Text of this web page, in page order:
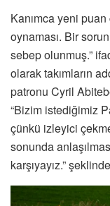
Kanımca yeni
oynaması. Bir
sebep olunmuş.”
olarak takımların
patronu Cyril
“Bizim istediğimiz
çünkü izleyici
sonunda
karşıyayız.”